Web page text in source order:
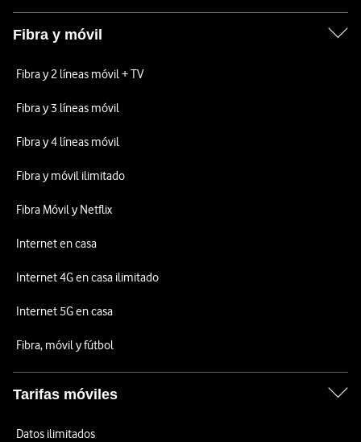
Fibra y móvil
Fibra y 2 líneas móvil + TV
Fibra y 3 líneas móvil
Fibra y 4 líneas móvil
Fibra y móvil ilimitado
Fibra Móvil y Netflix
Internet en casa
Internet 4G en casa ilimitado
Internet 5G en casa
Fibra, móvil y fútbol
Tarifas móviles
Datos ilimitados